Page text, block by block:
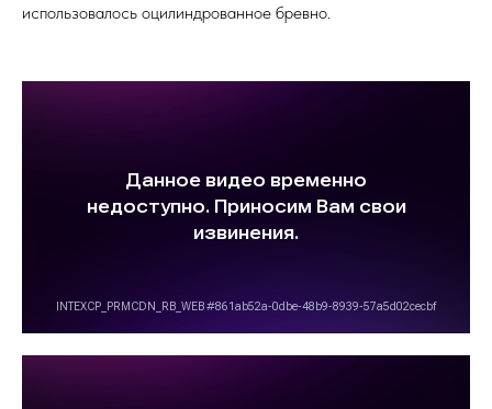
использовалось оцилиндрованное бревно.